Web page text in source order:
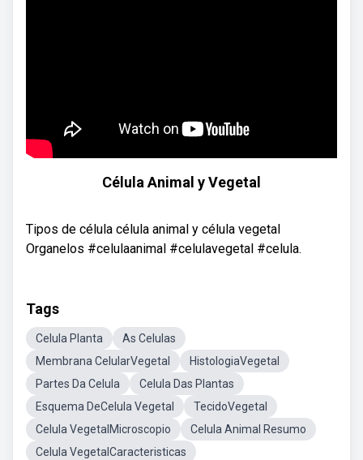
Célula Animal y Vegetal
Tipos de célula célula animal y célula vegetal
Organelos #celulaanimal #celulavegetal #celula.
Tags
Celula Planta
As Celulas
Membrana CelularVegetal
HistologiaVegetal
Partes Da Celula
Celula Das Plantas
Esquema DeCelula Vegetal
TecidoVegetal
Celula VegetalMicroscopio
Celula Animal Resumo
Celula VegetalCaracteristicas